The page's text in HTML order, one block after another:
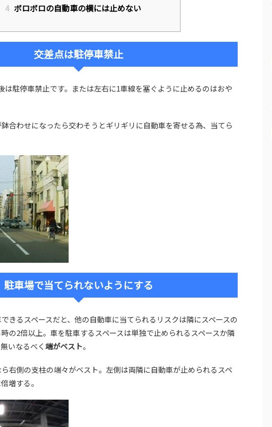
4 ボロボロの自動車の横には止めない
交差点は駐停車禁止
は駐停車禁止です。または左右に1車線を塞ぐように止めるのはおや
合わせになったら交わそうとギリギリに自動車を寄せる為、当てら
駐車場で当てられないようにする
きるスペースだと、他の自動車に当てられるリスクは隣にスペースの
の2倍以上。車を駐車するスペースは単独で止められるスペースか隣
いなるべく端がベスト。
右側の支柱の端々がベスト。左側は両隣に自動車が止められるスペ
増する。